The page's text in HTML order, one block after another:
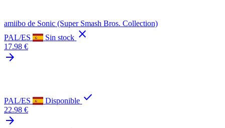
amiibo de Sonic (Super Smash Bros. Collection)
PAL/ES
Sin stock close
17.98 €
arrow_forward
PAL/ES Disponible check
22.98 €
arrow_forward